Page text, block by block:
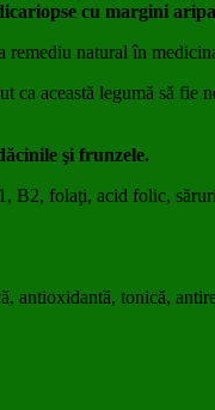
cu margini
remediu natural în
ca această legumă să
şi frunzele.
B2, folaţi, acid folic,
antioxidantă, tonică,